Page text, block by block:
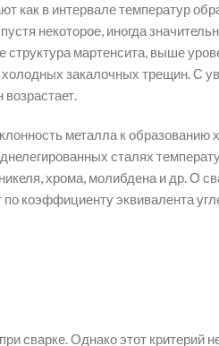
как в интервале температур
некоторое, иногда
структура мартенсита, выше
холодных закалочных трещин. С
металла к образованию
сталях
хрома, молибдена и др. О
по коэффициенту эквивалента
сварке. Однако этот критерий